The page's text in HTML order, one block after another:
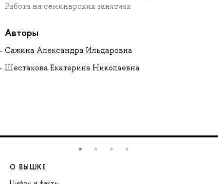
Работа на семинарских занятиях
Авторы
Сажина Александра Ильдаровна
Шестакова Екатерина Николаевна
О ВЫШКЕ